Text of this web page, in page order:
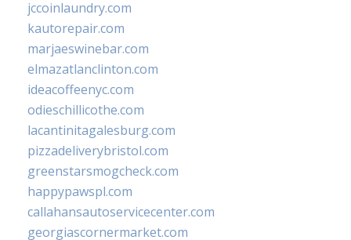
jccoinlaundry.com
kautorepair.com
marjaeswinebar.com
elmazatlanclinton.com
ideacoffeenyc.com
odieschillicothe.com
lacantinitagalesburg.com
pizzadeliverybristol.com
greenstarsmogcheck.com
happypawspl.com
callahansautoservicecenter.com
georgiascornermarket.com